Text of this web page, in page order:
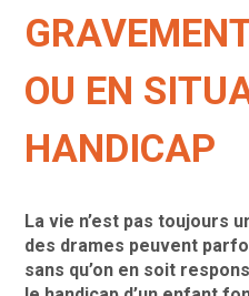
OU EN
HANDICAP
La vie n’est pas toujours
des drames peuvent
sans qu’on en soit